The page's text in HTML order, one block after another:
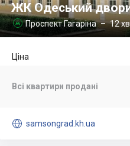
ЖК Одеський
 Проспект Гагаріна– 12
Ціна
Всі квартири продані
 samsongrad.kh.ua